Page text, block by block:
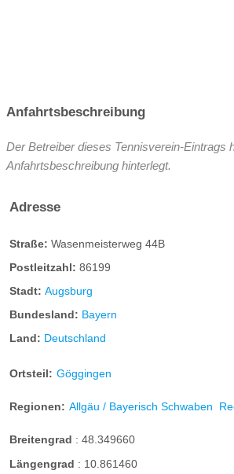
Anfahrtsbeschreibung
Der Betreiber dieses Tennisverein-Eintrags
Anfahrtsbeschreibung hinterlegt.
Adresse
Straße: Wasenmeisterweg 44B
Postleitzahl: 86199
Stadt: Augsburg
Bundesland: Bayern
Land: Deutschland
Ortsteil: Göggingen
Regionen: Allgäu / Bayerisch Schwaben
Breitengrad : 48.349660
Längengrad : 10.861460